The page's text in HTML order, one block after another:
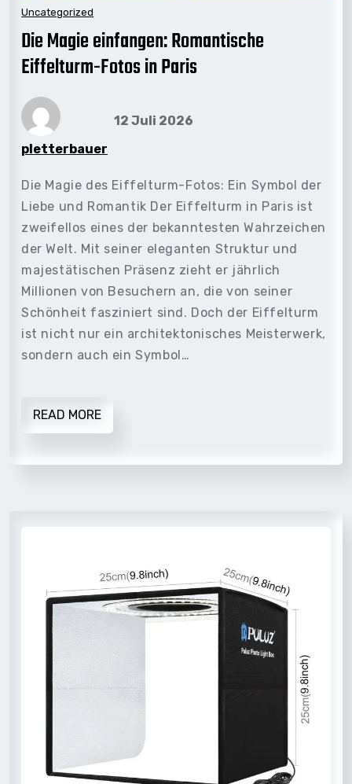
Uncategorized
Die Magie einfangen: Romantische
Eiffelturm-Fotos in Paris
pletterbauer
12 Juli 2026
Die Magie des Eiffelturm-Fotos: Ein Symbol der
Liebe und Romantik Der Eiffelturm in Paris ist
zweifellos eines der bekanntesten Wahrzeichen
der Welt. Mit seiner eleganten Struktur und
majestätischen Präsenz zieht er jährlich
Millionen von Besuchern an, die von seiner
Schönheit fasziniert sind. Doch der Eiffelturm
ist nicht nur ein architektonisches Meisterwerk,
sondern auch ein Symbol…
READ MORE